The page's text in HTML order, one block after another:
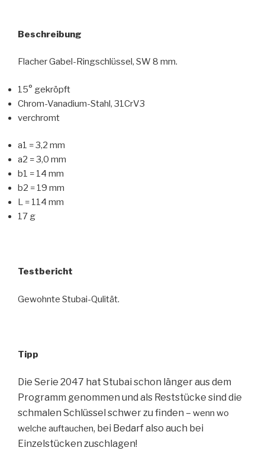
Beschreibung
Flacher Gabel-Ringschlüssel, SW 8 mm.
15° gekröpft
Chrom-Vanadium-Stahl, 31CrV3
verchromt
a1 = 3,2 mm
a2 = 3,0 mm
b1 = 14 mm
b2 = 19 mm
L = 114 mm
17 g
Testbericht
Gewohnte Stubai-Qulität.
Tipp
Die Serie 2047 hat Stubai schon länger aus dem
Programm genommen und als Reststücke sind die
schmalen Schlüssel schwer zu finden – wenn wo
welche auftauchen, bei Bedarf also auch bei
Einzelstücken zuschlagen!